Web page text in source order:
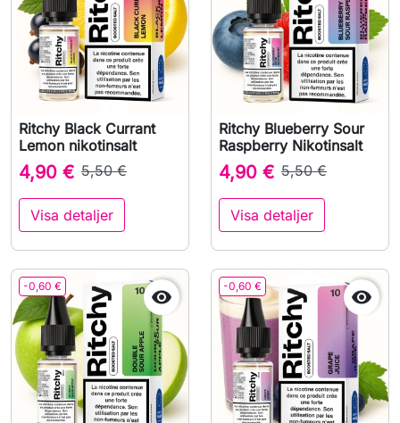
Ritchy Black Currant
Lemon nikotinsalt
4,90 € 5,50 €
Visa detaljer
Ritchy Blueberry Sour
Raspberry Nikotinsalt
4,90 € 5,50 €
Visa detaljer
-0,60 €  -0,60 € 